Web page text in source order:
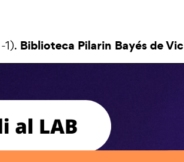
1). Biblioteca Pilarin Bayés de Vic